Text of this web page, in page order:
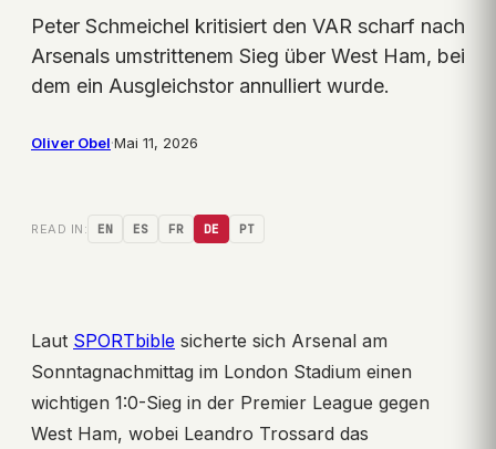
Peter Schmeichel kritisiert den VAR scharf nach
Arsenals umstrittenem Sieg über West Ham, bei
dem ein Ausgleichstor annulliert wurde.
Oliver Obel·Mai 11, 2026
READ IN: EN ES FR DE PT
Laut SPORTbible sicherte sich Arsenal am
Sonntagnachmittag im London Stadium einen
wichtigen 1:0-Sieg in der Premier League gegen
West Ham, wobei Leandro Trossard das